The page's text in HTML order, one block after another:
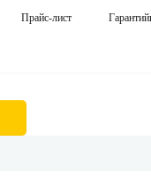
Прайс-лист